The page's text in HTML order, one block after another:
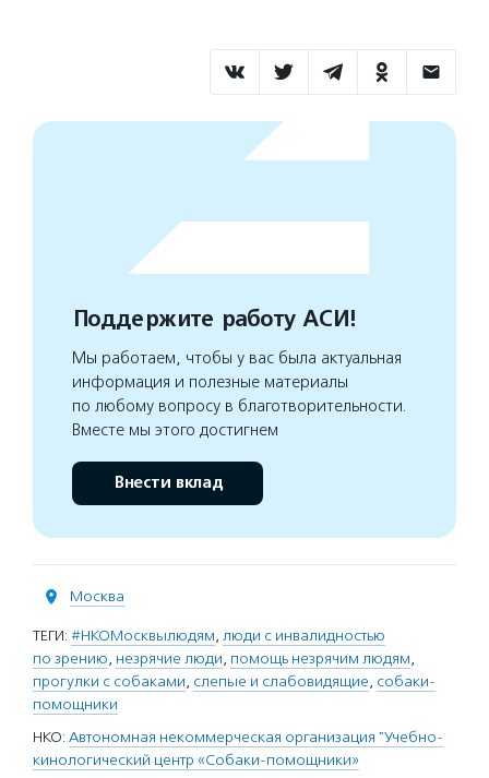
Поддержите работу АСИ!
Мы работаем, чтобы у вас была актуальная
информация и полезные материалы
по любому вопросу в благотворительности.
Вместе мы этого достигнем
Внести вклад
Москва
ТЕГИ: #НКОМосквылюдям, люди с инвалидностью
по зрению, незрячие люди, помощь незрячим людям,
прогулки с собаками, слепые и слабовидящие, собаки-
помощники
НКО: Автономная некоммерческая организация "Учебно-
кинологический центр «Собаки-помощники»